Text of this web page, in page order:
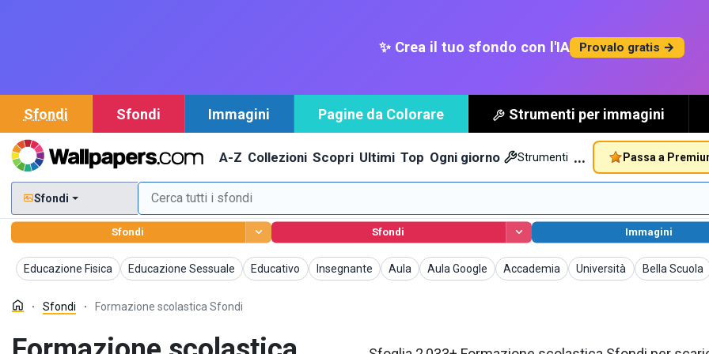
✨ Crea il tuo sfondo con l'IA Provalo gratis →
Sfondi Sfondi Immagini Pagine da Colorare Strumenti per immagini
A-Z Collezioni Scopri Ultimi Top Ogni giorno Strumenti … Passa a
Sfondi
Sfondi Sfondi Immagini
Educazione Fisica
Sfondi Educazione Sessuale
Sfondi Educativo
Sfondi Insegnante
Sfondi Aula
Sfondi Aula Google
Sfondi Accademia
Sfondi Università
Sfondi Bella Scuola
Sfondi
Sfondi Formazione scolastica Sfondi